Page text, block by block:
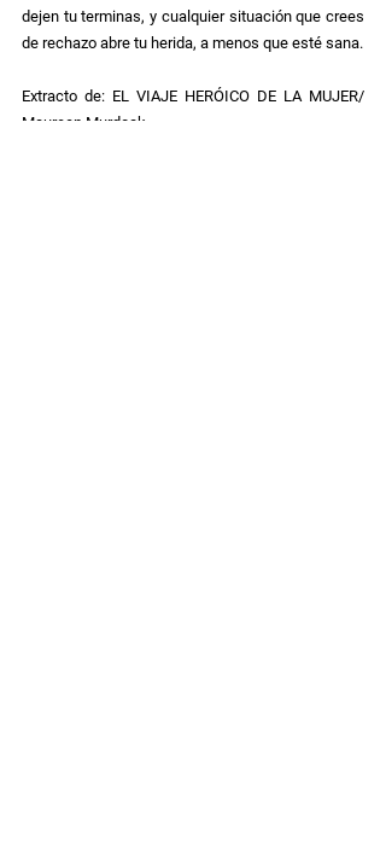
dejen tu terminas, y cualquier situación que crees
de rechazo abre tu herida, a menos que esté sana.
Extracto de: EL VIAJE HERÓICO DE LA MUJER/
Maureen Murdock